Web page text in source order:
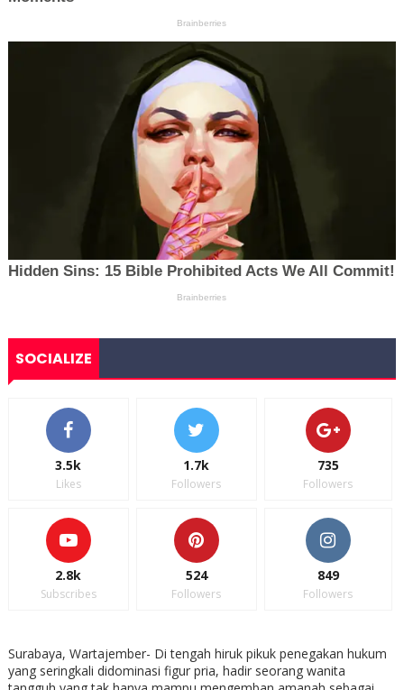
SOCIALIZE
3.5k
Likes
1.7k
Followers
735
Followers
2.8k
Subscribes
524
Followers
849
Followers
Surabaya, Wartajember- Di tengah hiruk pikuk penegakan hukum
yang seringkali didominasi figur pria, hadir seorang wanita